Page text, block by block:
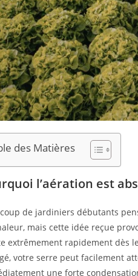
des Matières
l’aération est
de jardiniers débutants
mais cette idée reçue
extrêmement rapidement dès
votre serre peut facilement
une forte